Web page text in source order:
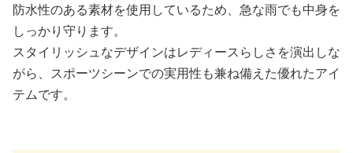
防水性のある素材を使用しているため、急な雨でも中身を
しっかり守ります。
スタイリッシュなデザインはレディースらしさを演出しな
がら、スポーツシーンでの実用性も兼ね備えた優れたアイ
テムです。